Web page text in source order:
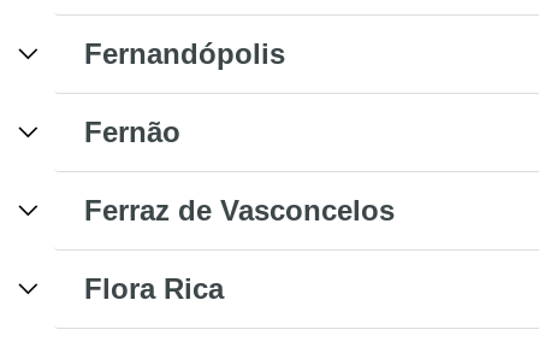
Fernandópolis
Fernão
Ferraz de Vasconcelos
Flora Rica